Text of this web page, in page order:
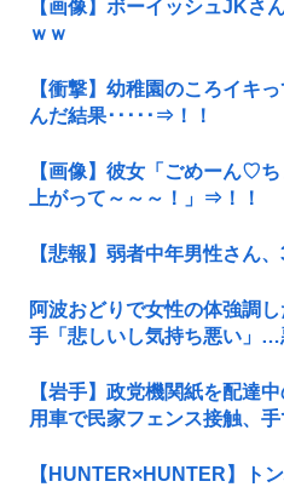
【画像】ボーイッシュJKさ
ｗｗ
【衝撃】幼稚園のころイキ
んだ結果･････⇒！！
【画像】彼女「ごめーん♡
上がって～～～！」⇒！！
【悲報】弱者中年男性さん
阿波おどりで女性の体強調
手「悲しいし気持ち悪い」…
【岩手】政党機関紙を配達
用車で民家フェンス接触、
【HUNTER×HUNTER】ト